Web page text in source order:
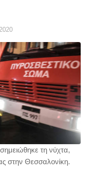
τη νύχτα,
στην Θεσσαλονίκη.